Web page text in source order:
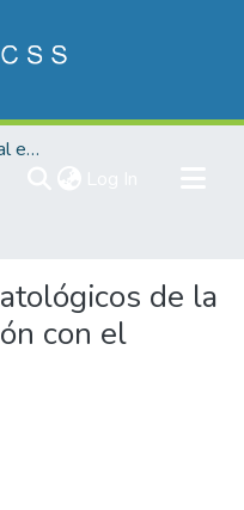
Salud y Seguridad Social en Costa Rica
de la
con el